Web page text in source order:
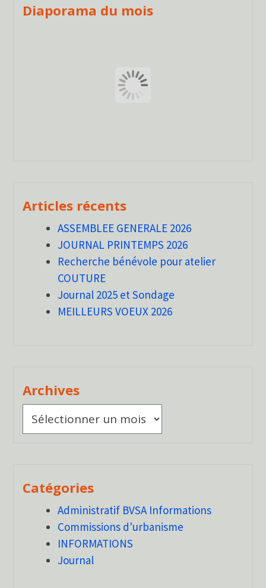
Diaporama du mois
Articles récents
ASSEMBLEE GENERALE 2026
JOURNAL PRINTEMPS 2026
Recherche bénévole pour atelier
COUTURE
Journal 2025 et Sondage
MEILLEURS VOEUX 2026
Archives
Archives
Catégories
Administratif BVSA Informations
Commissions d'urbanisme
INFORMATIONS
Journal